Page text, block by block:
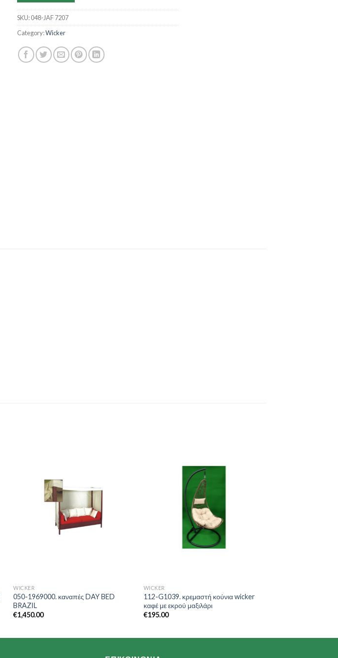
SKU:048-JAF 7207
Category:Wicker
WICKER
050-1969000. καναπές DAY BED
BRAZIL
€1,450.00
WICKER
112-G1039. κρεμαστή κούνια wicker
καφέ με εκρού μαξιλάρι
€195.00